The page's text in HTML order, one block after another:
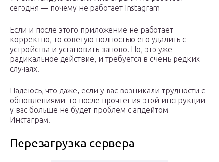
сегодня — почему не работает Instagram
Если и после этого приложение не работает
корректно, то советую полностью его удалить с
устройства и установить заново. Но, это уже
радикальное действие, и требуется в очень редких
случаях.
Надеюсь, что даже, если у вас возникали трудности с
обновлениями, то после прочтения этой инструкции
у вас больше не будет проблем с апдейтом
Инстаграм.
Перезагрузка сервера